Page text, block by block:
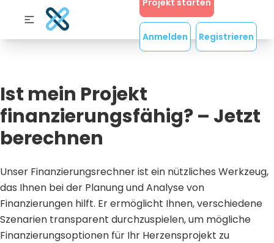
Projekt starten
Anmelden Registrieren
Ist mein Projekt
finanzierungsfähig? – Jetzt
berechnen
Unser Finanzierungsrechner ist ein nützliches Werkzeug,
das Ihnen bei der Planung und Analyse von
Finanzierungen hilft. Er ermöglicht Ihnen, verschiedene
Szenarien transparent durchzuspielen, um mögliche
Finanzierungsoptionen für Ihr Herzensprojekt zu